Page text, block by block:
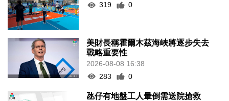
319
0
美財長稱霍爾木茲海峽將逐步失去
戰略重要性
2026-08-08 16:38
283
0
氹仔有地盤工人暈倒需送院搶救